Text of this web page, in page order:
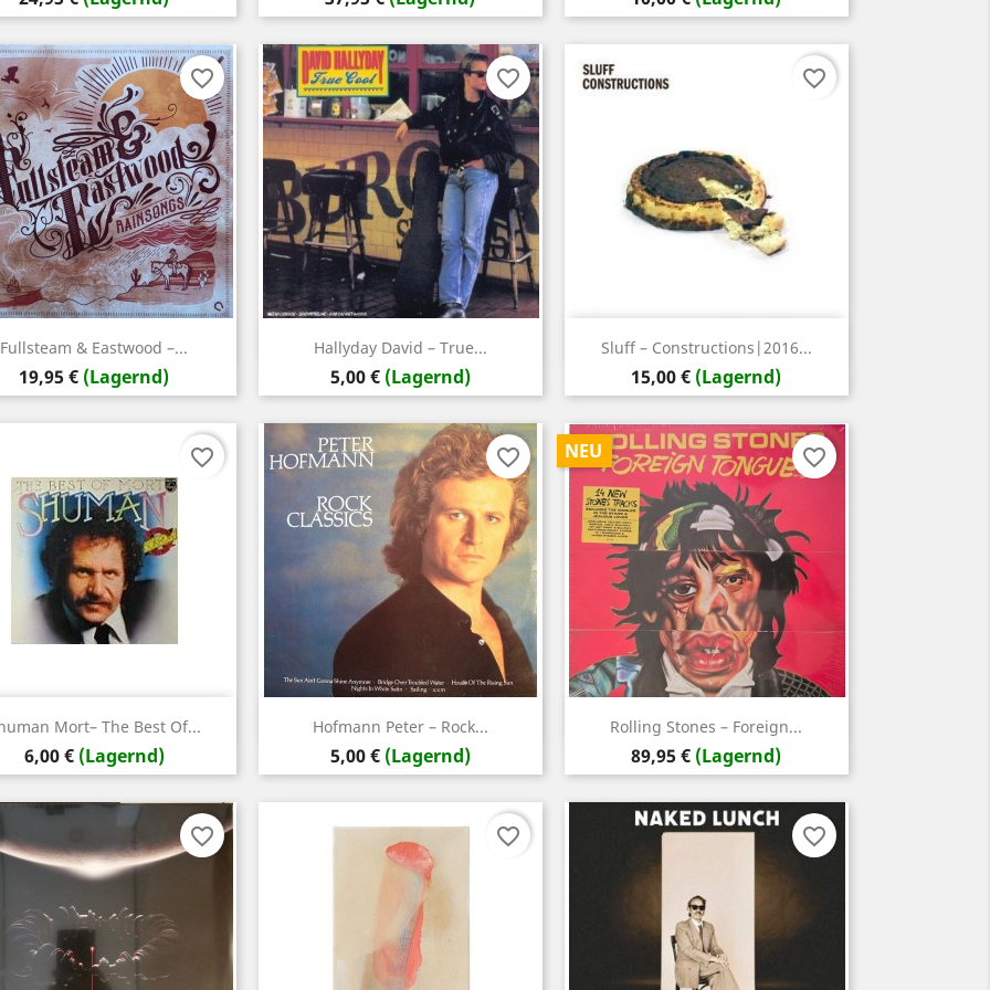
Fullsteam & Eastwood ‎–...
Preis
19,95 € (Lagernd)
Vorschau
favorite_border
Hallyday David ‎– True...
Preis
5,00 € (Lagernd)
Vorschau
favorite_border
Sluff ‎– Constructions|2016...
Preis
15,00 € (Lagernd)
Vorschau
favorite_border
Mort‎– The Best Of...
Preis
6,00 € (Lagernd)
Vorschau
favorite_border
Hofmann ‎Peter – Rock...
Preis
5,00 € (Lagernd)
Vorschau
favorite_border
Rolling Stones – Foreign...
Preis
89,95 € (Lagernd)
NEU
Vorschau
favorite_border
favorite_border favorite_border favorite_border